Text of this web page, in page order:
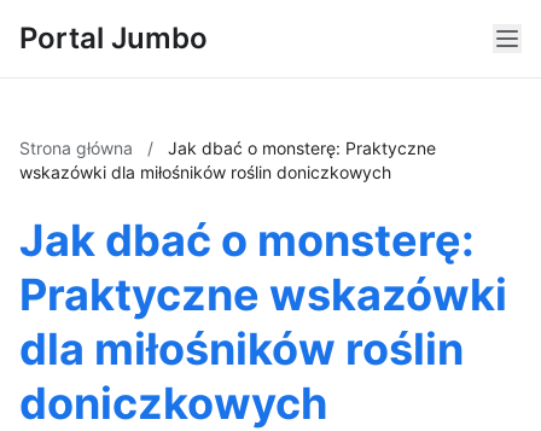
Portal Jumbo
Strona główna /
Jak dbać o monsterę: Praktyczne
wskazówki dla miłośników roślin doniczkowych
Jak dbać o monsterę:
Praktyczne wskazówki
dla miłośników roślin
doniczkowych